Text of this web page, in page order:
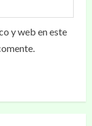
y web en este